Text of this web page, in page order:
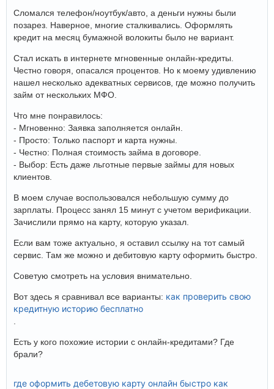
Сломался телефон/ноутбук/авто, а деньги нужны были
позарез. Наверное, многие сталкивались. Оформлять
кредит на месяц бумажной волокиты было не вариант.
Стал искать в интернете мгновенные онлайн-кредиты.
Честно говоря, опасался процентов. Но к моему удивлению
нашел несколько адекватных сервисов, где можно получить
займ от нескольких МФО.
Что мне понравилось:
- Мгновенно: Заявка заполняется онлайн.
- Просто: Только паспорт и карта нужны.
- Честно: Полная стоимость займа в договоре.
- Выбор: Есть даже льготные первые займы для новых
клиентов.
В моем случае воспользовался небольшую сумму до
зарплаты. Процесс занял 15 минут с учетом верификации.
Зачислили прямо на карту, которую указал.
Если вам тоже актуально, я оставил ссылку на тот самый
сервис. Там же можно и дебитовую карту оформить быстро.
Советую смотреть на условия внимательно.
Вот здесь я сравнивал все варианты: как проверить свою
кредитную историю бесплатно
Есть у кого похожие истории с онлайн-кредитами? Где
брали?
где оформить дебетовую карту онлайн быстро как